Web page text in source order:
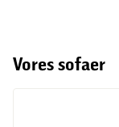
Vores sofaer